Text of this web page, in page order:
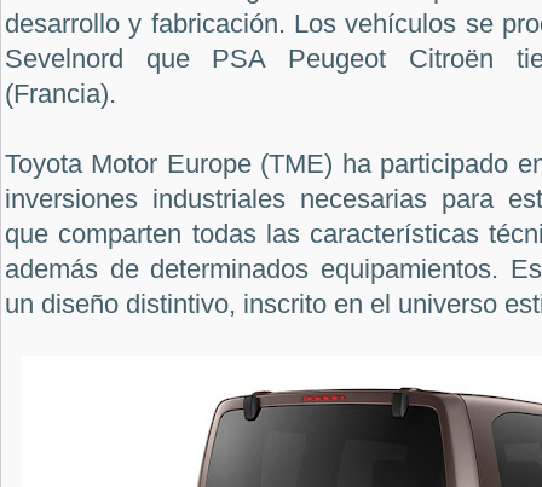
desarrollo y fabricación. Los vehículos se
Sevelnord que PSA Peugeot Citroën
(Francia).
Toyota Motor Europe (TME) ha participado
inversiones industriales necesarias para
que comparten todas las características
además de determinados equipamientos.
un diseño distintivo, inscrito en el universo